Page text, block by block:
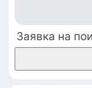
понимать
достигать
Заявка на